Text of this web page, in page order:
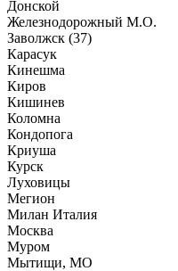
Донской
Железнодорожный М.О.
Заволжск (37)
Карасук
Кинешма
Киров
Кишинев
Коломна
Кондопога
Криуша
Курск
Луховицы
Мегион
Милан Италия
Москва
Муром
Мытищи, МО